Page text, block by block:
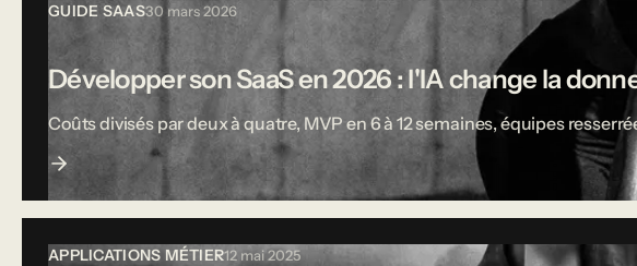
GUIDE SAAS30 mars 2026
Développer son SaaS en 2026 : l'IA change la
Coûts divisés par deux à quatre, MVP en 6 à 12 semaines, équipes
APPLICATIONS MÉTIER12 mai 2025